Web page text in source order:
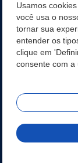
INFORMATIVO
SEGUNDA VIA
REDES SOCIAIS
Usamos
você usa o
tornar sua
entender os
clique em
consente com a